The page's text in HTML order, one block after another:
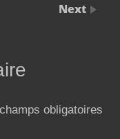
Next
obligatoires